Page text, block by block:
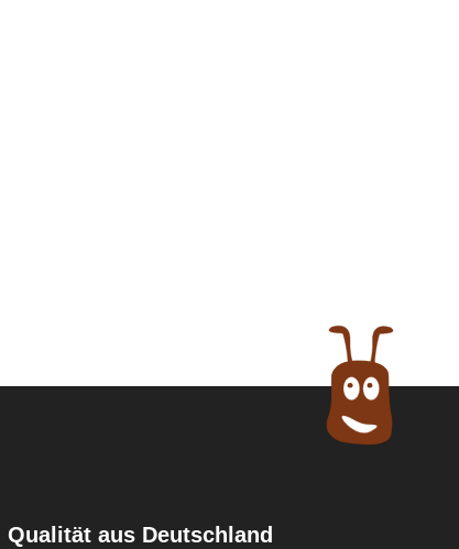
Qualität aus Deutschland